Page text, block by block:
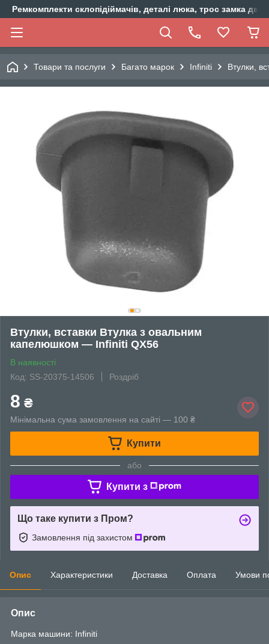
Ремкомплекти склопідіймачів, деталі люка, трос замка
Товари та послуги Багато марок Infiniti Втулки,
Втулки, вставки Втулка з овальним
капелюшком — Infiniti QX56
В наявності
Код: SS-20375-14506
Роздріб
8 ₴
Мінімальна сума замовлення на сайті — 100 ₴
Купити
або
Купити з
Що таке купити з Пром?
Замовлення під захистом
Опис Характеристики Доставка Оплата Умови
Опис
Марка машини: Infiniti